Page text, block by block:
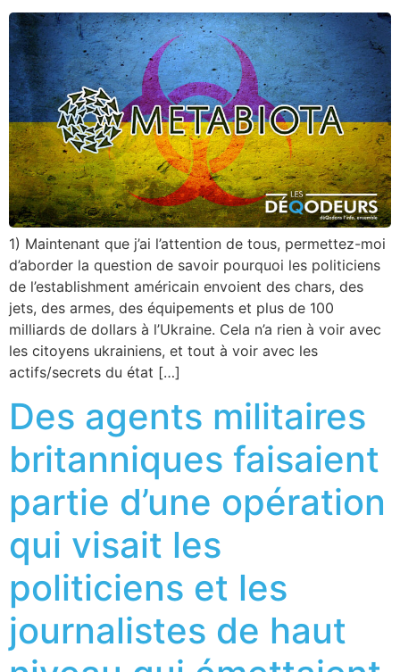
1) Maintenant que j’ai l’attention de tous, permettez-moi
d’aborder la question de savoir pourquoi les politiciens
de l’establishment américain envoient des chars, des
jets, des armes, des équipements et plus de 100
milliards de dollars à l’Ukraine. Cela n’a rien à voir avec
les citoyens ukrainiens, et tout à voir avec les
actifs/secrets du état […]
Des agents militaires
britanniques faisaient
partie d’une opération
qui visait les
politiciens et les
journalistes de haut